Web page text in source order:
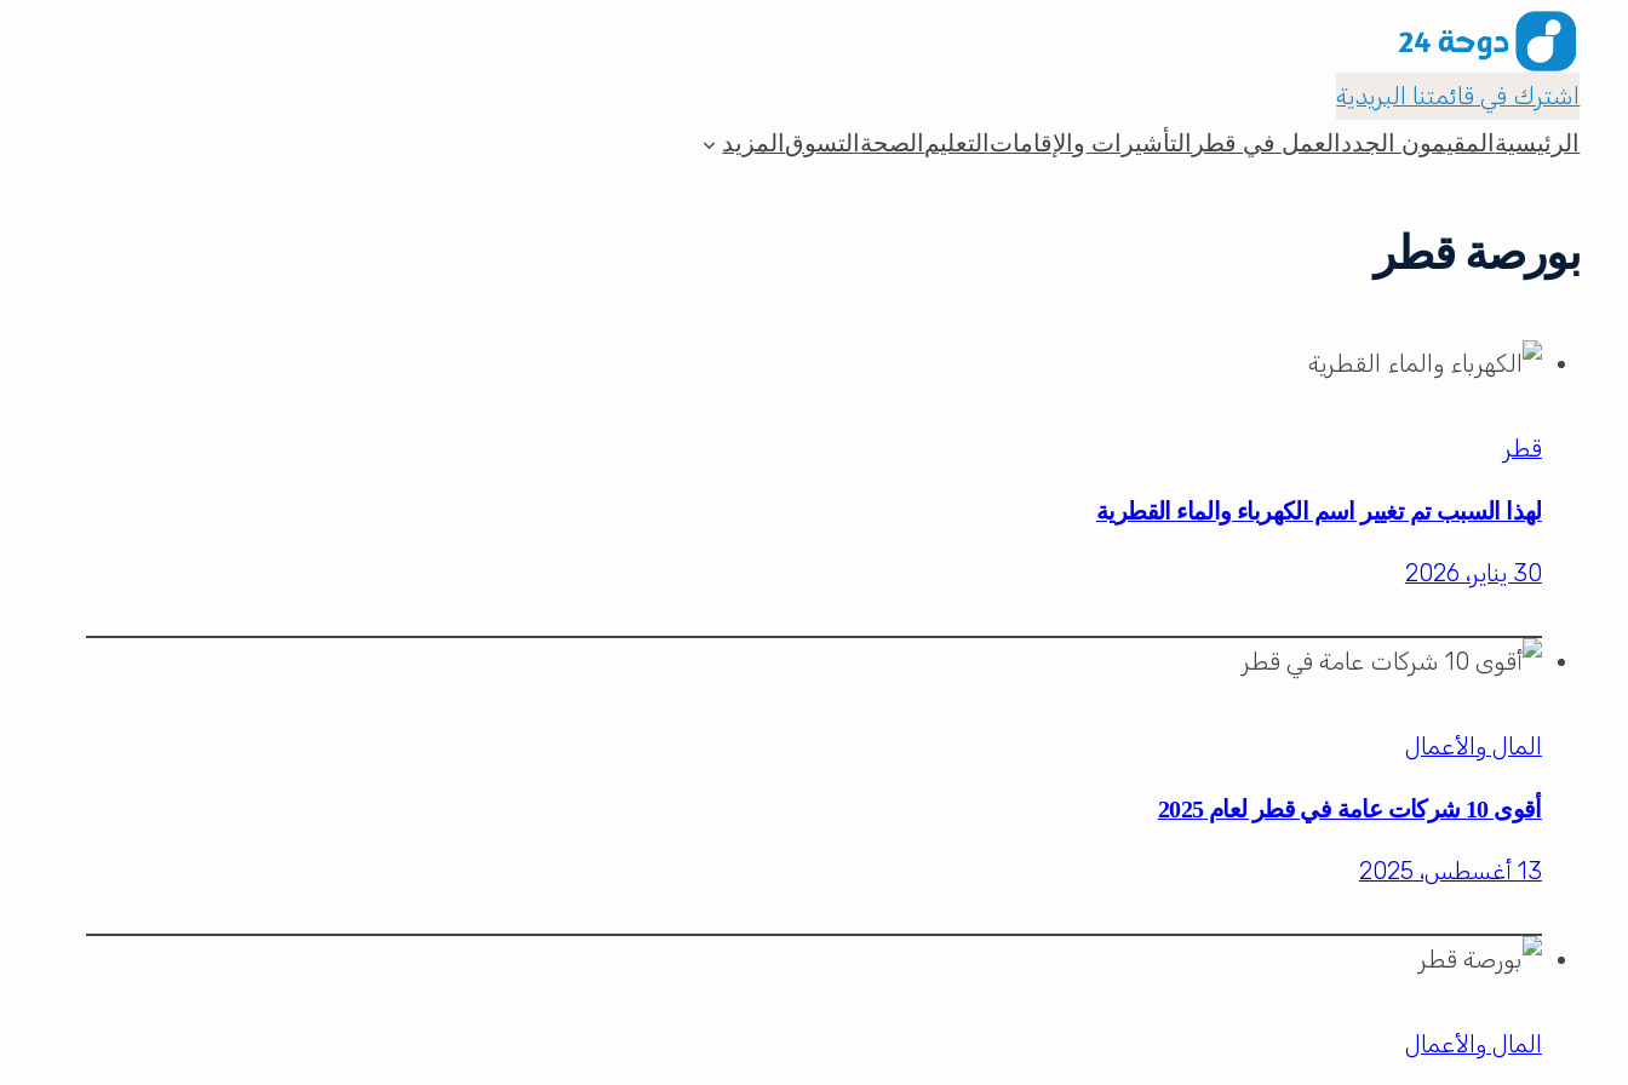
اشترك في قائمتنا البريدية
الرئيسية المقيمون الجدد العمل في قطر التأشيرات والإقامات التعليم الصحة التسوق المزيد
بورصة قطر
قطر
لهذا السبب تم تغيير اسم الكهرباء والماء القطرية
30 يناير، 2026
المال والأعمال
أقوى 10 شركات عامة في قطر لعام 2025
13 أغسطس، 2025
المال والأعمال